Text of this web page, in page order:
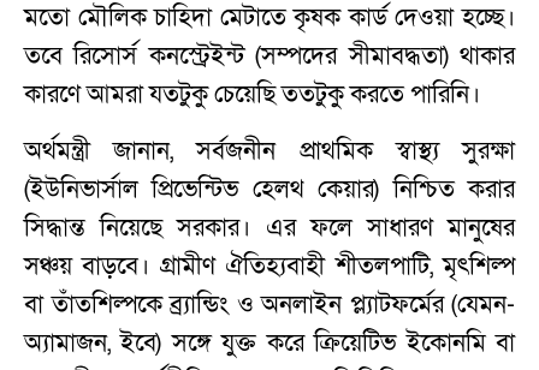
মতো মৌলিক চাহিদা মেটাতে কৃষক কার্ড দেওয়া হচ্ছে।
তবে রিসোর্স কনস্ট্রেইন্ট (সম্পদের সীমাবদ্ধতা) থাকার
কারণে আমরা যতটুকু চেয়েছি ততটুকু করতে পারিনি।
অর্থমন্ত্রী জানান, সর্বজনীন প্রাথমিক স্বাস্থ্য সুরক্ষা
(ইউনিভার্সাল প্রিভেন্টিভ হেলথ কেয়ার) নিশ্চিত করার
সিদ্ধান্ত নিয়েছে সরকার। এর ফলে সাধারণ মানুষের
সঞ্চয় বাড়বে। গ্রামীণ ঐতিহ্যবাহী শীতলপাটি, মৃৎশিল্প
বা তাঁতশিল্পকে ব্র্যান্ডিং ও অনলাইন প্ল্যাটফর্মের (যেমন-
অ্যামাজন, ইবে) সঙ্গে যুক্ত করে ক্রিয়েটিভ ইকোনমি বা